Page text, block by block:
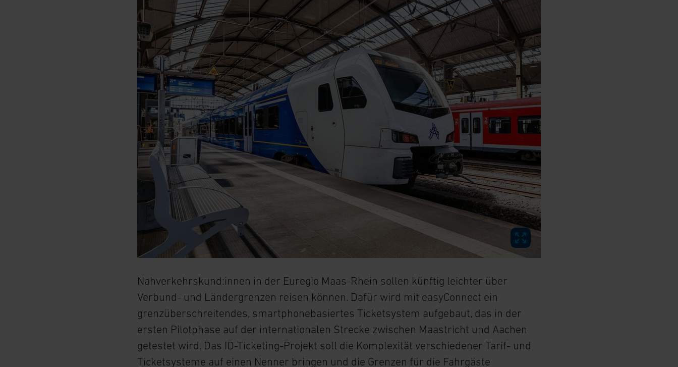
Nahverkehrskund:innen in der Euregio Maas-Rhein sollen künftig leichter über
Verbund- und Ländergrenzen reisen können. Dafür wird mit easyConnect ein
grenzüberschreitendes, smartphonebasiertes Ticketsystem aufgebaut, das in der
ersten Pilotphase auf der internationalen Strecke zwischen Maastricht und Aachen
getestet wird. Das ID-Ticketing-Projekt soll die Komplexität verschiedener Tarif- und
Ticketsysteme auf einen Nenner bringen und die Grenzen für die Fahrgäste